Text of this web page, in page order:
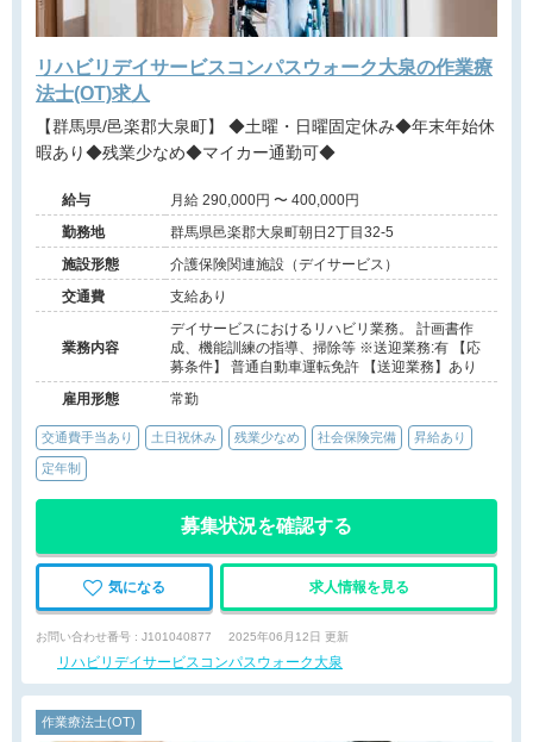
リハビリデイサービスコンパスウォーク大泉の作業療
法士(OT)求人
【群馬県/邑楽郡大泉町】 ◆土曜・日曜固定休み◆年末年始休
暇あり◆残業少なめ◆マイカー通勤可◆
給与
月給 290,000円 〜 400,000円
勤務地
群馬県邑楽郡大泉町朝日2丁目32-5
施設形態
介護保険関連施設（デイサービス）
交通費
支給あり
業務内容
デイサービスにおけるリハビリ業務。 計画書作
成、機能訓練の指導、掃除等 ※送迎業務:有 【応
募条件】 普通自動車運転免許 【送迎業務】あり
雇用形態
常勤
交通費手当あり 土日祝休み 残業少なめ 社会保険完備 昇給あり
定年制
募集状況を確認する
気になる 求人情報を見る
お問い合わせ番号 : J101040877 2025年06月12日 更新
リハビリデイサービスコンパスウォーク大泉
作業療法士(OT)